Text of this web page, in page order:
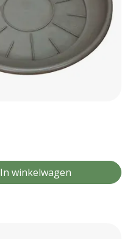
In winkelwagen